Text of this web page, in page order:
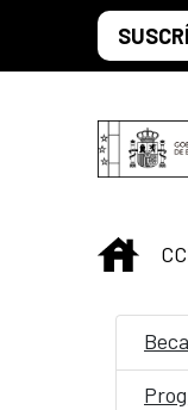
Saltar al